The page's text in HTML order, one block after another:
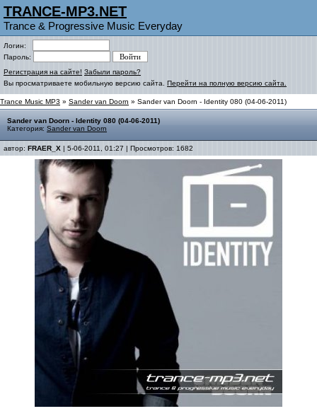
TRANCE-MP3.NET
Trance & Progressive Music Everyday
Логин:
Пароль:
Регистрация на сайте! Забыли пароль?
Вы просматриваете мобильную версию сайта. Перейти на полную версию сайта.
Trance Music MP3 » Sander van Doorn » Sander van Doorn - Identity 080 (04-06-2011)
Sander van Doorn - Identity 080 (04-06-2011)
Категория: Sander van Doorn
автор: FRAER_X | 5-06-2011, 01:27 | Просмотров: 1682